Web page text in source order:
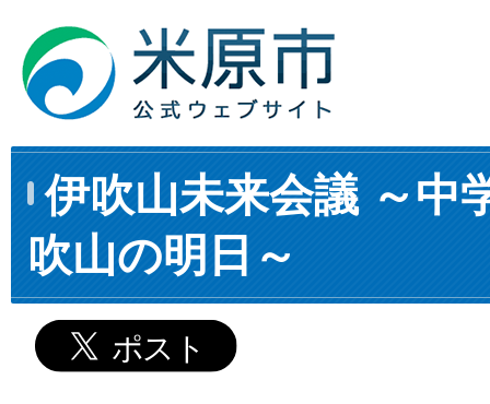
伊吹山未来会議 ～中
吹山の明日～